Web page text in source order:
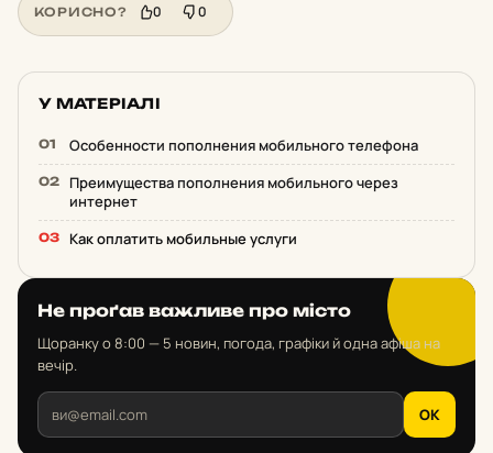
КОРИСНО? 0 0
У МАТЕРІАЛІ
Особенности пополнения мобильного телефона
Преимущества пополнения мобильного через
интернет
Как оплатить мобильные услуги
Не проґав важливе про місто
Щоранку о 8:00 — 5 новин, погода, графіки й одна афіша на
вечір.
OK